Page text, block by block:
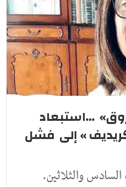
...استبعاد
» إلى فشل
والثلاثين.